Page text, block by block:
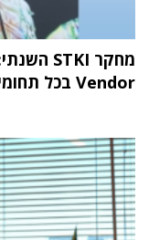
Vendor בכל תחומי שוק ה-IT